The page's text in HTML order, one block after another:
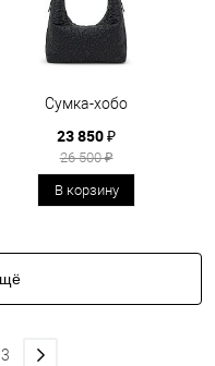
Сумка-хобо
23 850 ₽
26 500 ₽
В корзину
3